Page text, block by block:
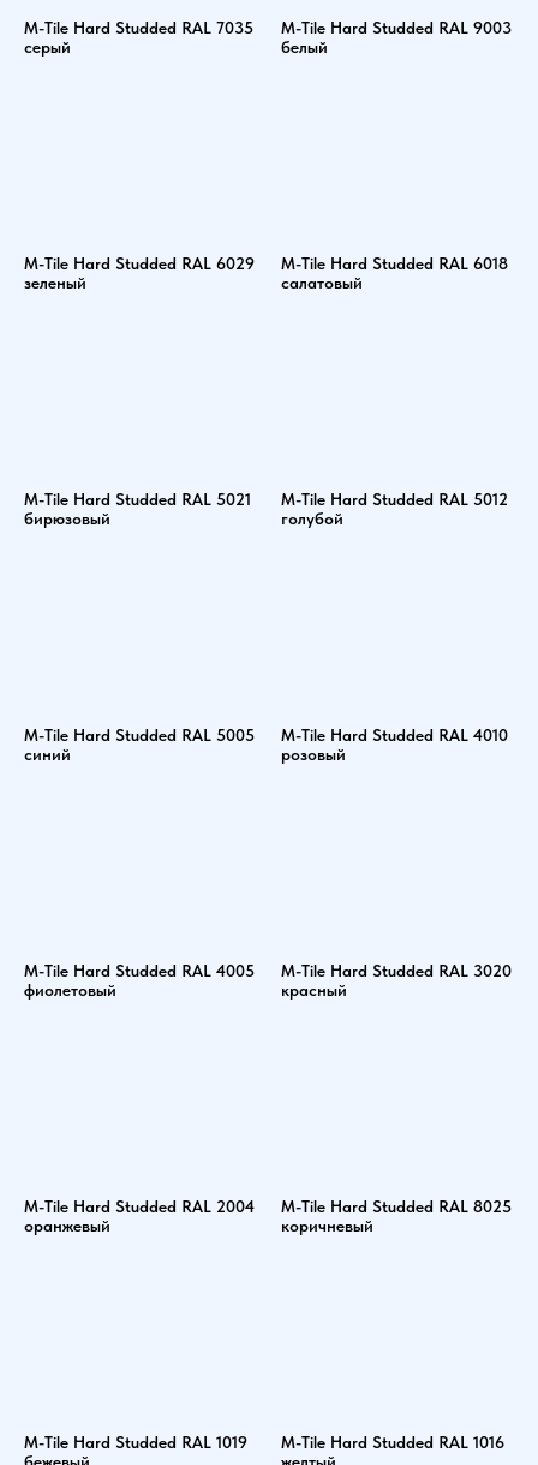
M-Tile Hard Studded RAL 7035
серый
M-Tile Hard Studded RAL 9003
белый
M-Tile Hard Studded RAL 6029
зеленый
M-Tile Hard Studded RAL 6018
салатовый
M-Tile Hard Studded RAL 5021
бирюзовый
M-Tile Hard Studded RAL 5012
голубой
M-Tile Hard Studded RAL 5005
синий
M-Tile Hard Studded RAL 4010
розовый
M-Tile Hard Studded RAL 4005
фиолетовый
M-Tile Hard Studded RAL 3020
красный
M-Tile Hard Studded RAL 2004
оранжевый
M-Tile Hard Studded RAL 8025
коричневый
M-Tile Hard Studded RAL 1019
M-Tile Hard Studded RAL 1016